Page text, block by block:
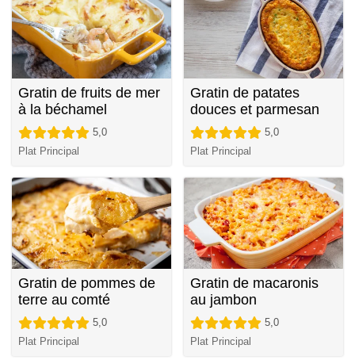
Gratin de fruits de mer
à la béchamel
5,0
Plat Principal
Gratin de patates
douces et parmesan
5,0
Plat Principal
Gratin de pommes de
terre au comté
5,0
Plat Principal
Gratin de macaronis
au jambon
5,0
Plat Principal